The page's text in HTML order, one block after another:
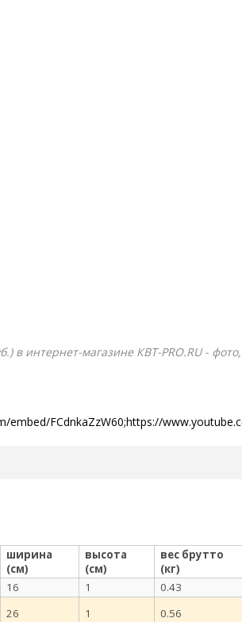
в интернет-магазине КВТ-PRO.RU -
FCdnkaZzW60;https://
ширина
(см)
высота
(см)
вес брутто
(кг)
16 1 0.43
26 1 0.56